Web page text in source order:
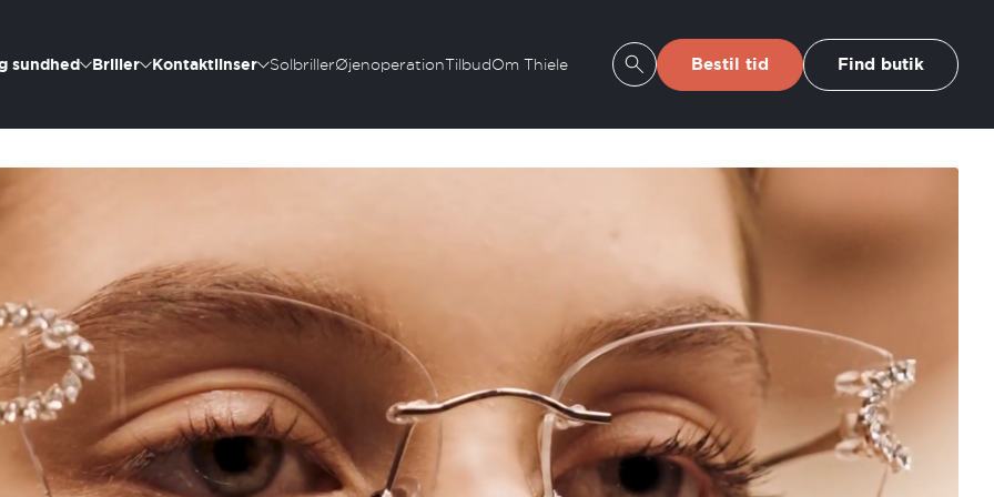
sundhed Briller Kontaktlinser SolbrillerØjenoperationTilbudOm Thiele Bestil tid Find butik
Se søgeresultater